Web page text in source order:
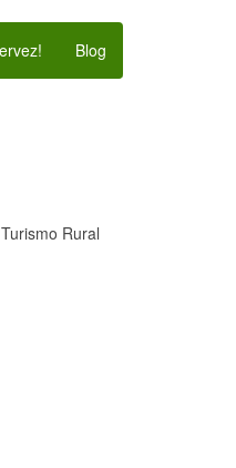
Blog
Rural